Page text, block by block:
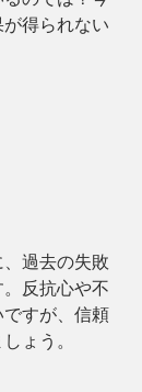
得られない
過去の失敗
反抗心や不
すが、信頼
ょう。